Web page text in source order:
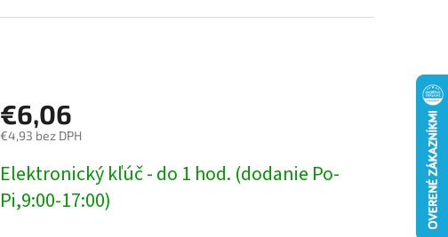
€6,06
€4,93 bez DPH
cena:
Elektronický kľúč - do 1 hod. (dodanie Po-
Pi,9:00-17:00)